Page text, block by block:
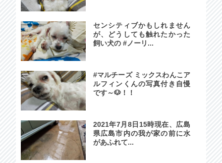
センシティブかもしれません
が、どうしても触れたかった
飼い犬の #ノーリ...
#マルチーズ ミックスわんこア
ルフィンくんの写真付き自慢
です～🐶！！
2021年7月8日15時現在、広島
県広島市内の我が家の前に水
があふれて...